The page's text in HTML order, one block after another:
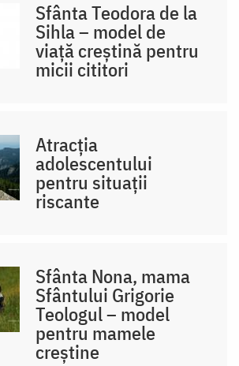
Sfânta Teodora de la
Sihla – model de
viaţă creştină pentru
micii cititori
Atracția
adolescentului
pentru situații
riscante
Sfânta Nona, mama
Sfântului Grigorie
Teologul – model
pentru mamele
creștine